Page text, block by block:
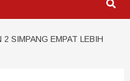
2 SIMPANG EMPAT LEBIH